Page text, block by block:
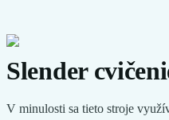
Slender
V minulosti sa tieto stroje